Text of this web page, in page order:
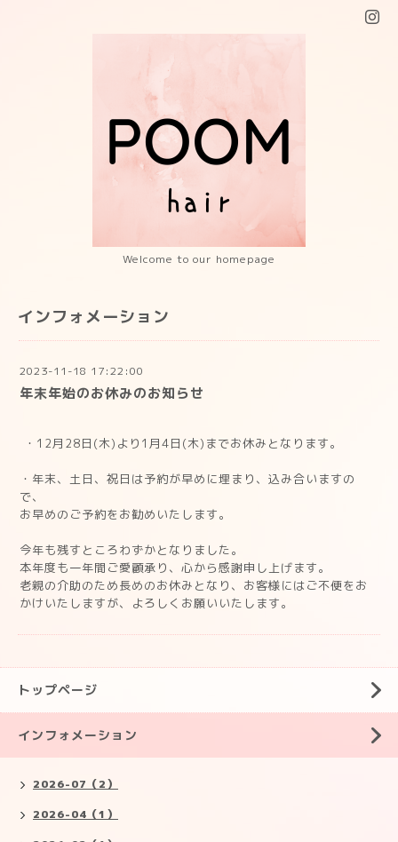
Welcome to our homepage
インフォメーション
2023-11-18 17:22:00
年末年始のお休みのお知らせ
・12月28日(木)より1月4日(木)までお休みとなります。
・年末、土日、祝日は予約が早めに埋まり、込み合いますの
で、
お早めのご予約をお勧めいたします。
今年も残すところわずかとなりました。
本年度も一年間ご愛顧承り、心から感謝申し上げます。
老親の介助のため長めのお休みとなり、お客様にはご不便をお
かけいたしますが、よろしくお願いいたします。
トップページ
インフォメーション
2026-07（2）
2026-04（1）